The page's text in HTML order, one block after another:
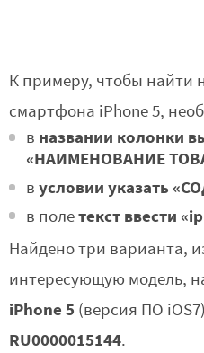
К примеру, чтобы найти
смартфона iPhone 5,
в названии колонки
«НАИМЕНОВАНИЕ
в условии указать
в полетекст ввести
Найдено три варианта,
интересующую модель,
iPhone 5 (версия ПО iOS7)
RU0000015144.